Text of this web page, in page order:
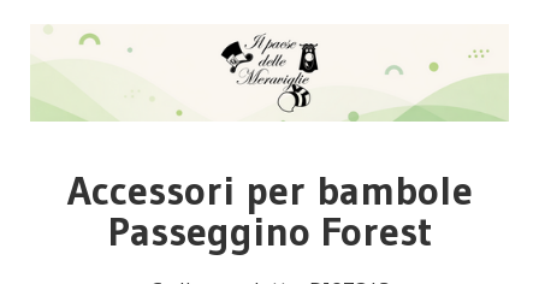
Accessori per bambole
Passeggino Forest